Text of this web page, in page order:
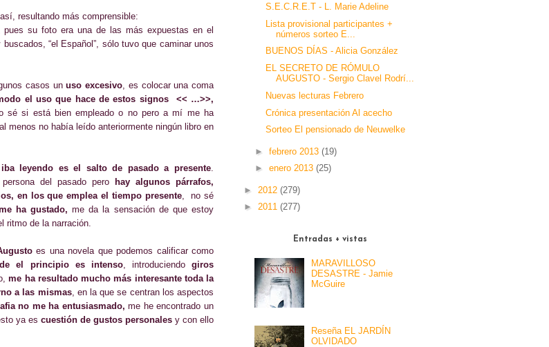
resultando más comprensible:
su foto era una de las más expuestas en el
“el Español”, sólo tuvo que caminar unos
casos unuso excesivo , es colocar una coma
el uso que hace de estos signos << …>>,
sé si está bien empleado o no pero a mí me ha
menos no había leído anteriormente ningún libro en
leyendo es el salto de pasado a presente
del pasado pero hay algunos párrafos,
en los que emplea el tiempo presente, no sé
ha gustado, me da la sensación de que estoy
ritmo de la narración.
es una novela que podemos calificar como
el principio es intenso, introduciendo giros
me ha resultado mucho más interesante toda la
a las mismas, en la que se centran los aspectos
no me ha entusiasmado, me he encontrado un
ya es cuestión de gustos personales y con ello
S.E.C.R.E.T - L. Marie Adeline
Lista provisional participantes +
números sorteo E...
BUENOS DÍAS - Alicia González
EL SECRETO DE RÓMULO
AUGUSTO - Sergio Clavel Rodrí...
Nuevas lecturas Febrero
Crónica presentación Al acecho
Sorteo El pensionado de Neuwelke
► febrero 2013 (19)
► enero 2013 (25)
► 2012 (279)
► 2011 (277)
Entradas + vistas
MARAVILLOSO
DESASTRE - Jamie
McGuire
Reseña EL JARDÍN
OLVIDADO